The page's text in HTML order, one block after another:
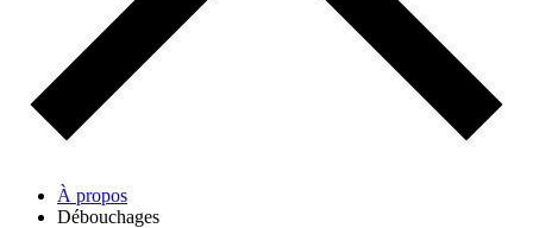
À propos
Débouchages